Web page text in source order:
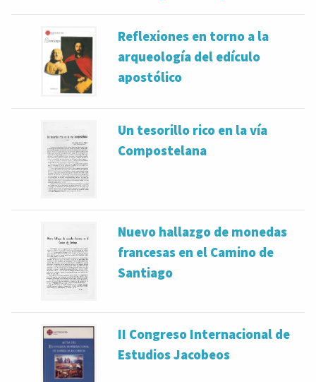
Reflexiones en torno a la
arqueología del edículo
apostólico
Un tesorillo rico en la vía
Compostelana
Nuevo hallazgo de monedas
francesas en el Camino de
Santiago
II Congreso Internacional de
Estudios Jacobeos